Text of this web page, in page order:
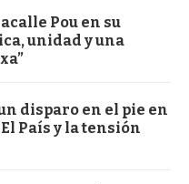
Pou en su
unidad y una
disparo en el pie en
País y la tensión